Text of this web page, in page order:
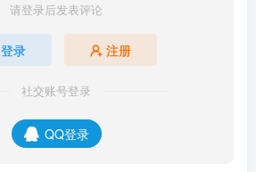
请登录后发表评论
登录 注册
社交账号登录
QQ登录